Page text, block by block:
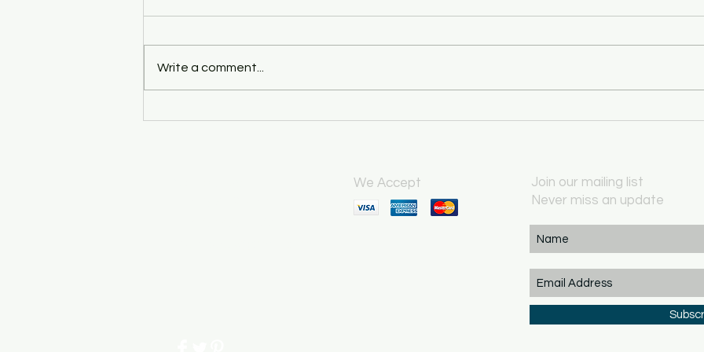
이불하우스 10 주년 세일
Write a comment...
We Accept
Join our mailing list
Never miss an update